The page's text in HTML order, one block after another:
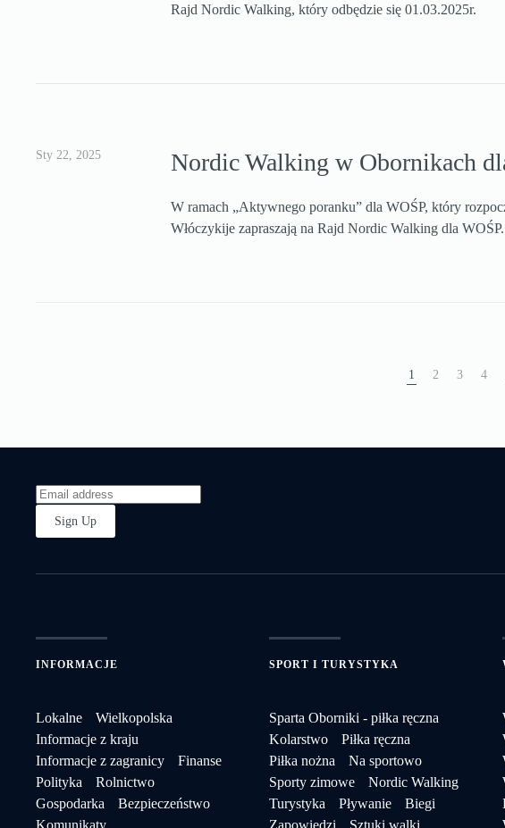
Rajd Nordic Walking, który odbędzie się 01.03.2025r.
Sty 22, 2025 Nordic Walking w Obornikach
W ramach „Aktywnego poranku” dla WOŚP, który
Włóczykije zapraszają na Rajd Nordic Walking dla WOŚP.
1 2 3 4
Sign Up
INFORMACJE
Lokalne
Wielkopolska
Informacje z kraju
Informacje z zagranicy
Finanse
Polityka
Rolnictwo
Gospodarka
Bezpieczeństwo
Komunikaty
SPORT I TURYSTYKA
Sparta Oborniki - piłka ręczna
Kolarstwo
Piłka ręczna
Piłka nożna
Na sportowo
Sporty zimowe
Nordic Walking
Turystyka
Pływanie
Biegi
Zapowiedzi
Sztuki walki